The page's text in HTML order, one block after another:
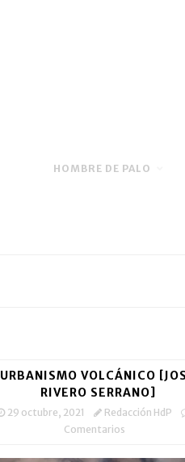
HOMBRE DE PALO
URBANISMO VOLCÁNICO
RIVERO SERRANO]
29 octubre, 2021 Redacción HdP
Comentarios